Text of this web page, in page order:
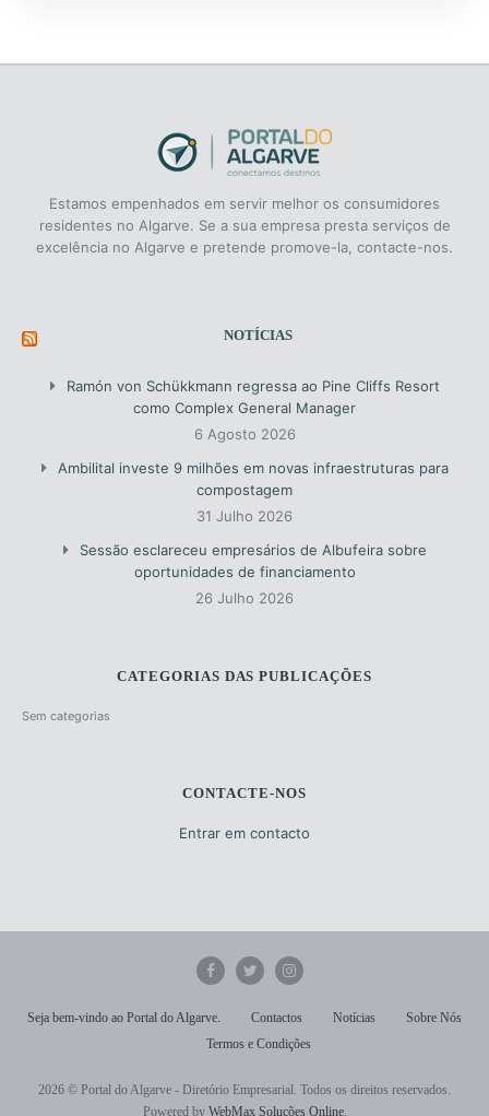
Estamos empenhados em servir melhor os consumidores
residentes no Algarve. Se a sua empresa presta serviços de
excelência no Algarve e pretende promove-la, contacte-nos.
NOTÍCIAS
Ramón von Schükkmann regressa ao Pine Cliffs Resort
como Complex General Manager
6 Agosto 2026
Ambilital investe 9 milhões em novas infraestruturas para
compostagem
31 Julho 2026
Sessão esclareceu empresários de Albufeira sobre
oportunidades de financiamento
26 Julho 2026
CATEGORIAS DAS PUBLICAÇÕES
Sem categorias
CONTACTE-NOS
Entrar em contacto
Seja bem-vindo ao Portal do Algarve. Contactos Notícias
Sobre Nós
Termos e Condições
2026 © Portal do Algarve - Diretório Empresarial. Todos os direitos reservados.
Powered by WebMax Soluções Online.